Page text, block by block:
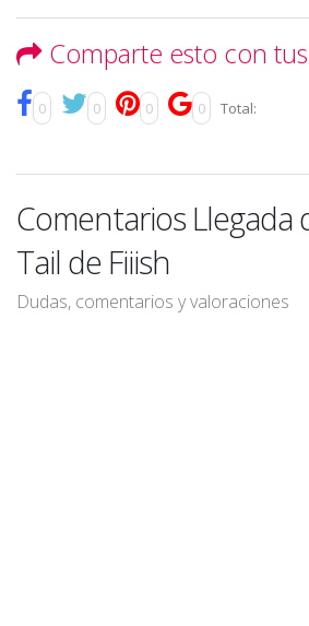
Comparte esto con
0 0 0 0 Total:
Comentarios Llegada
Tail de Fiiish
Dudas, comentarios y valoraciones